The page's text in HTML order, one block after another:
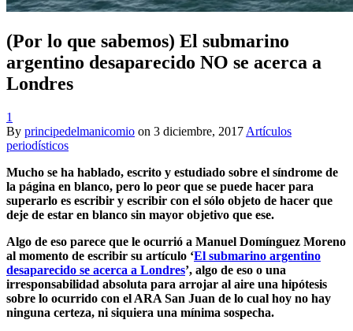
(Por lo que sabemos) El submarino
argentino desaparecido NO se acerca a
Londres
1
By principedelmanicomio on 3 diciembre, 2017 Artículos
periodísticos
Mucho se ha hablado, escrito y estudiado sobre el síndrome de
la página en blanco, pero lo peor que se puede hacer para
superarlo es escribir y escribir con el sólo objeto de hacer que
deje de estar en blanco sin mayor objetivo que ese.
Algo de eso parece que le ocurrió a Manuel Domínguez Moreno
al momento de escribir su artículo ‘El submarino argentino
desaparecido se acerca a Londres’, algo de eso o una
irresponsabilidad absoluta para arrojar al aire una hipótesis
sobre lo ocurrido con el ARA San Juan de lo cual hoy no hay
ninguna certeza, ni siquiera una mínima sospecha.